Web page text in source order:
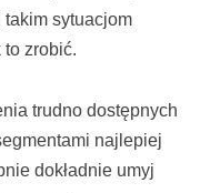
sytuacjom
zrobić.
trudno dostępnych
najlepiej
dokładnie umyj